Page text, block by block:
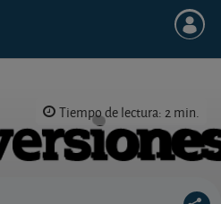
Tiempo de lectura: 2 min.